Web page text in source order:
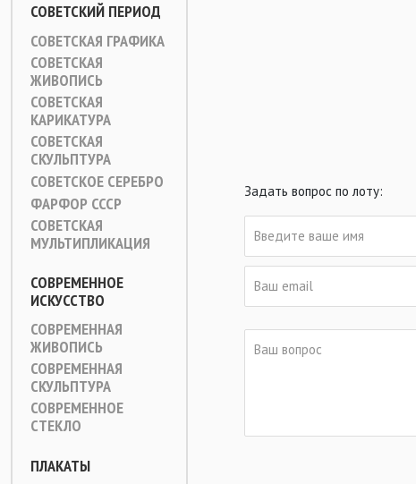
СОВЕТСКИЙ ПЕРИОД
СОВЕТСКАЯ ГРАФИКА
СОВЕТСКАЯ
ЖИВОПИСЬ
СОВЕТСКАЯ
КАРИКАТУРА
СОВЕТСКАЯ
СКУЛЬПТУРА
СОВЕТСКОЕ СЕРЕБРО
ФАРФОР СССР
СОВЕТСКАЯ
МУЛЬТИПЛИКАЦИЯ
СОВРЕМЕННОЕ
ИСКУССТВО
СОВРЕМЕННАЯ
ЖИВОПИСЬ
СОВРЕМЕННАЯ
СКУЛЬПТУРА
СОВРЕМЕННОЕ
СТЕКЛО
ПЛАКАТЫ
Задать вопрос по лоту: